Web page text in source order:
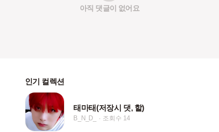
아직 댓글이 없어요
인기 컬렉션
태마태(저장시 댓, 핱)
B_N_D_ 조회수 14